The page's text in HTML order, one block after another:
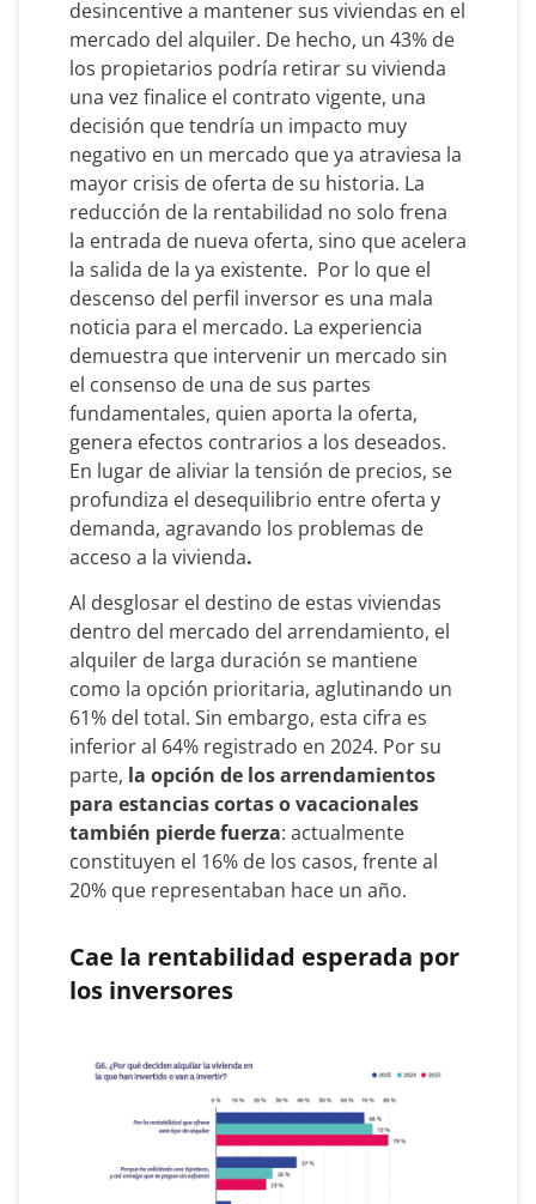
desincentive a mantener sus viviendas en el
mercado del alquiler. De hecho, un 43% de
los propietarios podría retirar su vivienda
una vez finalice el contrato vigente, una
decisión que tendría un impacto muy
negativo en un mercado que ya atraviesa la
mayor crisis de oferta de su historia. La
reducción de la rentabilidad no solo frena
la entrada de nueva oferta, sino que acelera
la salida de la ya existente. Por lo que el
descenso del perfil inversor es una mala
noticia para el mercado. La experiencia
demuestra que intervenir un mercado sin
el consenso de una de sus partes
fundamentales, quien aporta la oferta,
genera efectos contrarios a los deseados.
En lugar de aliviar la tensión de precios, se
profundiza el desequilibrio entre oferta y
demanda, agravando los problemas de
acceso a la vivienda.
Al desglosar el destino de estas viviendas
dentro del mercado del arrendamiento, el
alquiler de larga duración se mantiene
como la opción prioritaria, aglutinando un
61% del total. Sin embargo, esta cifra es
inferior al 64% registrado en 2024. Por su
parte, la opción de los arrendamientos
para estancias cortas o vacacionales
también pierde fuerza: actualmente
constituyen el 16% de los casos, frente al
20% que representaban hace un año.
Cae la rentabilidad esperada por
los inversores